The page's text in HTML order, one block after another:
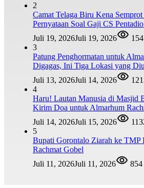
2
Camat Telaga Biru Kena
Pernyataan Soal Gaji CS
Juli 19, 2026Juli 19, 2026
3
Patung Penghormatan untuk
Digagas, Ini Tiga Lokasi yang
Juli 13, 2026Juli 14, 2026
4
Haru! Lautan Manusia di Masjid
Kirim Doa untuk Almarhum
Juli 14, 2026Juli 15, 2026
5
Bupati Gorontalo Ziarah ke TMP
Rachmat Gobel
Juli 11, 2026Juli 11, 2026 854